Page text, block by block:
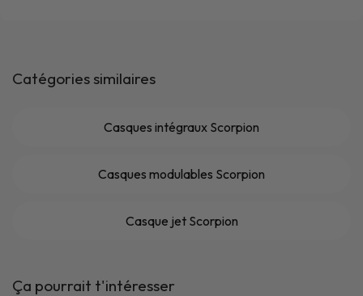
Catégories similaires
Casques intégraux Scorpion
Casques modulables Scorpion
Casque jet Scorpion
Ça pourrait t'intéresser